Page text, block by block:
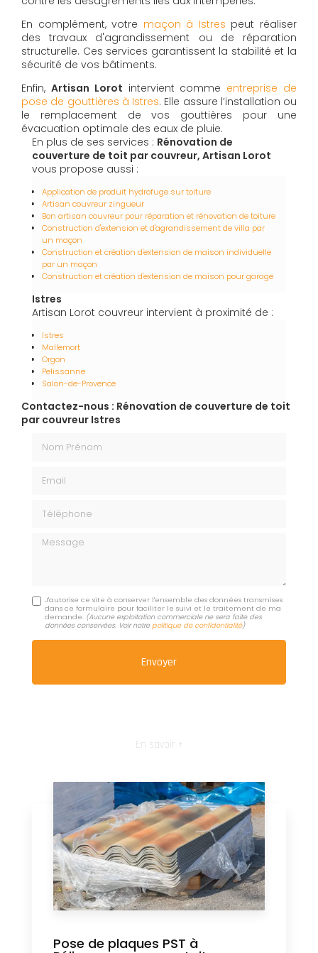
En complément, votre maçon à Istres peut réaliser
des travaux d'agrandissement ou de réparation
structurelle. Ces services garantissent la stabilité et la
sécurité de vos bâtiments.
Enfin, Artisan Lorot intervient comme entreprise de
pose de gouttières à Istres. Elle assure l’installation ou
le remplacement de vos gouttières pour une
évacuation optimale des eaux de pluie.
En plus de ses services : Rénovation de
couverture de toit par couvreur, Artisan Lorot
vous propose aussi :
Application de produit hydrofuge sur toiture
Artisan couvreur zingueur
Bon artisan couvreur pour réparation et rénovation de toiture
Construction d'extension et d'agrandissement de villa par
un maçon
Construction et création d'extension de maison individuelle
par un maçon
Construction et création d'extension de maison pour garage
Istres
Artisan Lorot couvreur intervient à proximité de :
Istres
Mallemort
Orgon
Pelissanne
Salon-de-Provence
Contactez-nous : Rénovation de couverture de toit
par couvreur Istres
Message
J'autorise ce site à conserver l'ensemble des données transmises
dans ce formulaire pour faciliter le suivi et le traitement de ma
demande. (Aucune exploitation commerciale ne sera faite des
données conservées. Voir notrepolitique de confidentialité)
En savoir +
Pose de plaques PST à